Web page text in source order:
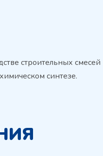
строительных
синтезе.